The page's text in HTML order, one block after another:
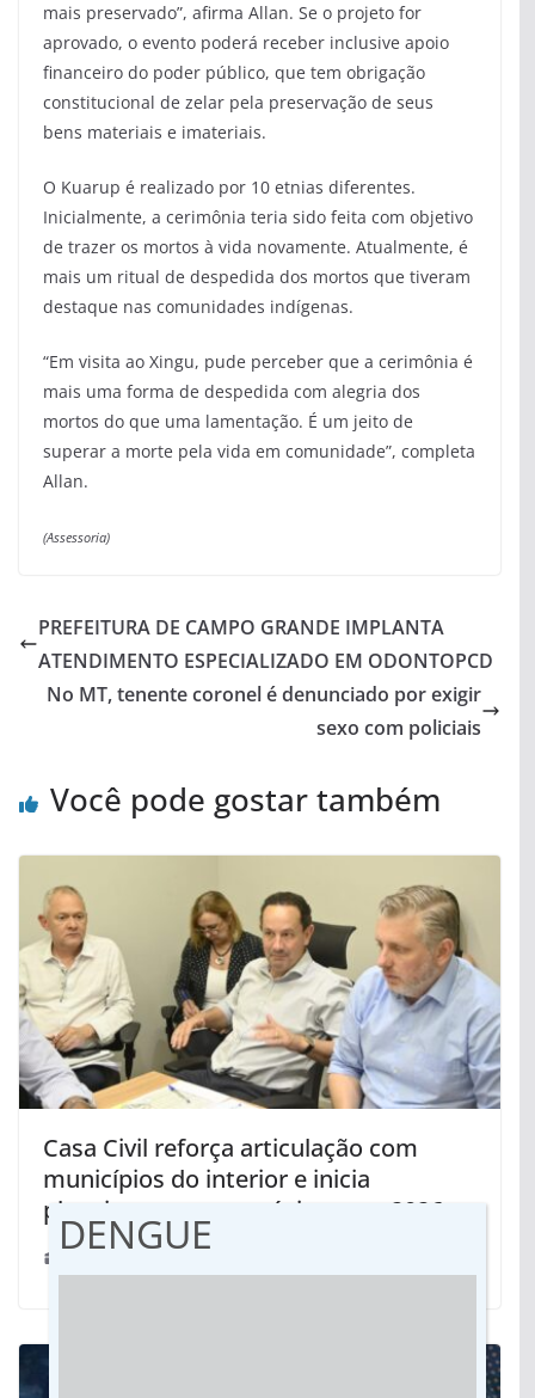
mais preservado”, afirma Allan. Se o projeto for
aprovado, o evento poderá receber inclusive apoio
financeiro do poder público, que tem obrigação
constitucional de zelar pela preservação de seus
bens materiais e imateriais.
O Kuarup é realizado por 10 etnias diferentes.
Inicialmente, a cerimônia teria sido feita com objetivo
de trazer os mortos à vida novamente. Atualmente, é
mais um ritual de despedida dos mortos que tiveram
destaque nas comunidades indígenas.
“Em visita ao Xingu, pude perceber que a cerimônia é
mais uma forma de despedida com alegria dos
mortos do que uma lamentação. É um jeito de
superar a morte pela vida em comunidade”, completa
Allan.
(Assessoria)
PREFEITURA DE CAMPO GRANDE IMPLANTA
ATENDIMENTO ESPECIALIZADO EM ODONTOPCD
No MT, tenente coronel é denunciado por exigir
sexo com policiais
Você pode gostar também
Casa Civil reforça articulação com
municípios do interior e inicia
planejamento estratégico para 2026
DENGUE